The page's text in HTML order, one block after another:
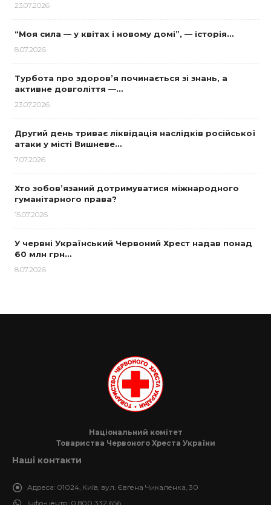
23.07.2026
“Моя сила — у квітах і новому домі”, — історія…
8.07.2026
Турбота про здоров’я починається зі знань, а
активне довголіття —…
23.07.2026
Другий день триває ліквідація наслідків російської
атаки у місті Вишневе…
7.07.2026
Хто зобов’язаний дотримуватися міжнародного
гуманітарного права?
15.07.2026
У червні Український Червоний Хрест надав понад
60 млн грн…
8.07.2026
Національний комітет
Товариства Червоного Хреста України
Наші контакти
Адреса: 01024, Київ, вул. Євгена Чикаленка, 30
Інфо-центр: 0 800 332 656